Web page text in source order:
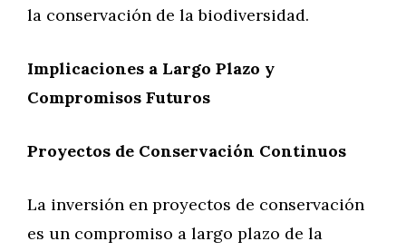
la conservación de la biodiversidad.
Implicaciones a Largo Plazo y
Compromisos Futuros
Proyectos de Conservación Continuos
La inversión en proyectos de conservación
es un compromiso a largo plazo de la